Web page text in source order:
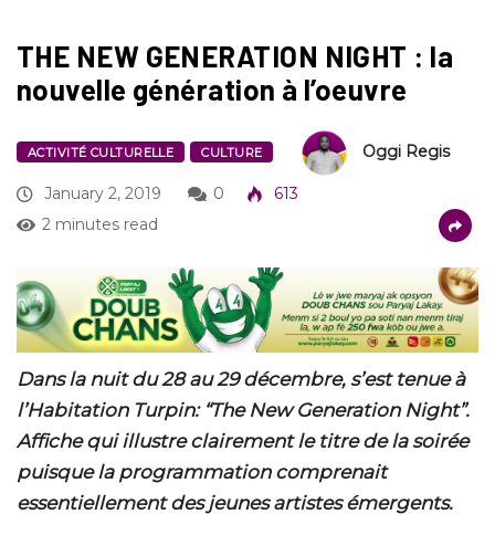
THE NEW GENERATION NIGHT : la
nouvelle génération à l’oeuvre
ACTIVITÉ CULTURELLE CULTURE Oggi Regis
January 2, 2019 0
613
2 minutes read
Dans la nuit du 28 au 29 décembre, s’est tenue à
l’Habitation Turpin: “The New Generation Night”.
Affiche qui illustre clairement le titre de la soirée
puisque la programmation comprenait
essentiellement des jeunes artistes émergents.